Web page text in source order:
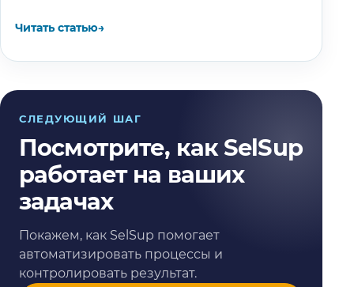
Читать статью→
СЛЕДУЮЩИЙ ШАГ
Посмотрите, как SelSup
работает на ваших
задачах
Покажем, как SelSup помогает
автоматизировать процессы и
контролировать результат.